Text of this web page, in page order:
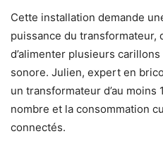
Cette installation demande
puissance du transformateur,
d’alimenter plusieurs
sonore. Julien, expert en
un transformateur d’au moins
nombre et la consommation
connectés.